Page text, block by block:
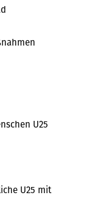
U25
U25 mit